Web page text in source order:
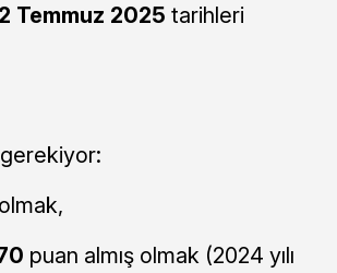
Temmuz 2025 tarihleri
gerekiyor:
puan almış olmak (2024 yılı